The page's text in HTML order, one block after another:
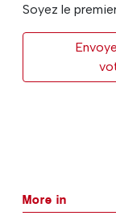
Soyez le
More in